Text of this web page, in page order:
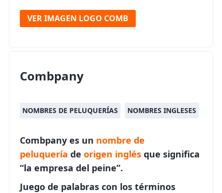
VER IMAGEN LOGO COMB
Combpany
NOMBRES DE PELUQUERÍAS NOMBRES INGLESES
Combpany es un nombre de
peluquería de origen inglés que significa
“la empresa del peine”.
Juego de palabras con los términos